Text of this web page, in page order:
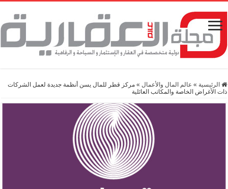
الرئيسية » عالم المال والأعمال » مركز قطر للمال يسن أنظمة جديدة لعمل الشركات
ذات الأغراض الخاصة والمكاتب العائلية